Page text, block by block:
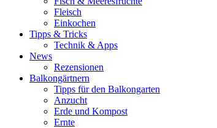
Fleisch
Einkochen
Tipps & Tricks
Technik & Apps
News
Rezensionen
Balkongärtnern
Tipps für den Balkongarten
Anzucht
Erde und Kompost
Ernte